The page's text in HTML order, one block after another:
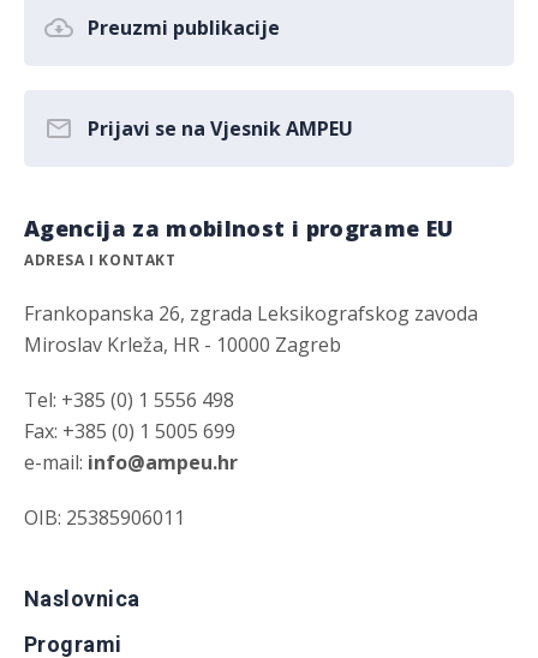
Preuzmi publikacije
Prijavi se na Vjesnik AMPEU
Agencija za mobilnost i programe EU
ADRESA I KONTAKT
Frankopanska 26, zgrada Leksikografskog zavoda
Miroslav Krleža, HR - 10000 Zagreb
Tel: +385 (0) 1 5556 498
Fax: +385 (0) 1 5005 699
e-mail: info@ampeu.hr
OIB: 25385906011
Naslovnica
Programi